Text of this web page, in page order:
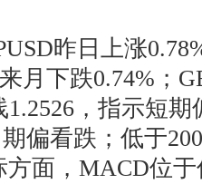
昨日上涨
月下跌0.74%；
1.2526，指示短
偏看跌；低于
面，MACD位